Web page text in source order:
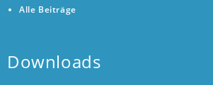
Alle Beiträge
Downloads